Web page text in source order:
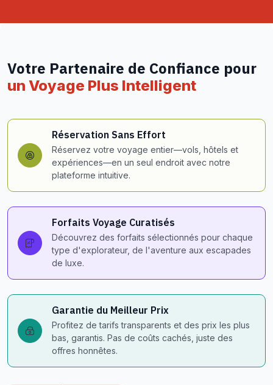
Votre Partenaire de Confiance pour
un Voyage Plus Intelligent
Réservation Sans Effort
Réservez votre voyage entier—vols, hôtels et
expériences—en un seul endroit avec notre
plateforme intuitive.
Forfaits Voyage Curatisés
Découvrez des forfaits sélectionnés pour chaque
type d'explorateur, de l'aventure aux escapades
de luxe.
Garantie du Meilleur Prix
Profitez de tarifs transparents et des prix les plus
bas, garantis. Pas de coûts cachés, juste des
offres honnêtes.